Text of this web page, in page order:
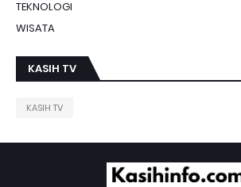
TEKNOLOGI
WISATA
KASIH TV
KASIH TV